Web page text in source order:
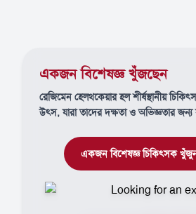
একজন বিশেষজ্ঞ খুঁজছেন
রেজিমেন হেলথকেয়ার হল শীর্ষস্থানীয়
উৎস, যারা তাদের দক্ষতা ও অভিজ্ঞতার জন্য
একজন বিশেষজ্ঞ চিকিৎসক